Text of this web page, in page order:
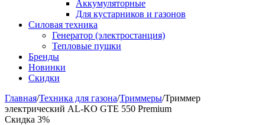
Аккумуляторные
Для кустарников и газонов
Силовая техника
Генератор (электростанция)
Тепловые пушки
Бренды
Новинки
Скидки
Главная/Техника для газона/Триммеры/Триммер
электрический AL-KO GTE 550 Premium
Скидка 3%